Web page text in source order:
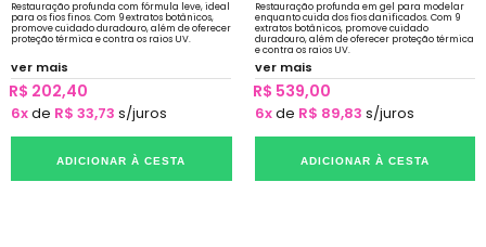
Restauração profunda com fórmula leve, ideal
para os fios finos. Com 9 extratos botânicos,
promove cuidado duradouro, além de oferecer
proteção térmica e contra os raios UV.
ver mais
R$ 202,40
6xde R$ 33,73 s/juros
ADICIONAR À CESTA
Restauração profunda em gel para modelar
enquanto cuida dos fios danificados. Com 9
extratos botânicos, promove cuidado
duradouro, além de oferecer proteção térmica
e contra os raios UV.
ver mais
R$ 539,00
6xde R$ 89,83 s/juros
ADICIONAR À CESTA